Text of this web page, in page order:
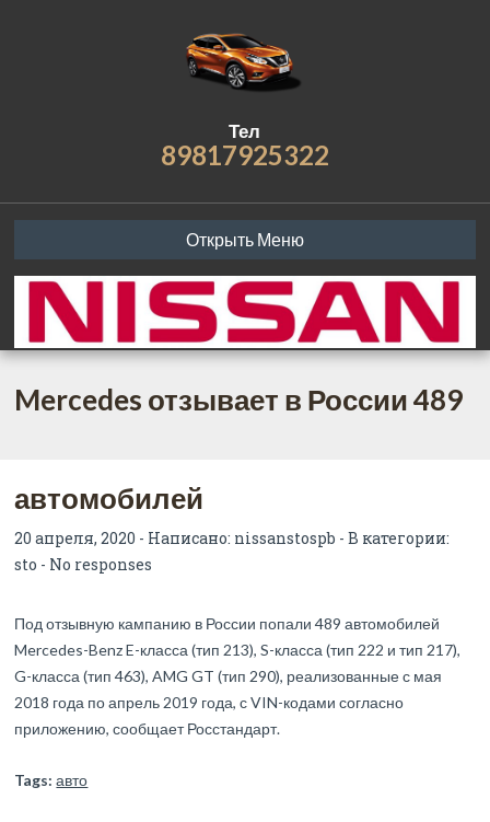
Тел
89817925322
Открыть Меню
Mercedes отзывает в России 489
автомобилей
20 апреля, 2020 - Написано: nissanstospb - В категории:
sto - No responses
Под отзывную кампанию в России попали 489 автомобилей
Mercedes-Benz E-класса (тип 213), S-класса (тип 222 и тип 217),
G-класса (тип 463), AMG GT (тип 290), реализованные с мая
2018 года по апрель 2019 года, с VIN-кодами согласно
приложению, сообщает Росстандарт.
Tags: авто